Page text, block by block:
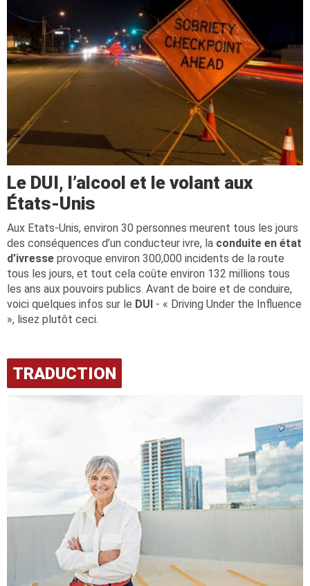
Le DUI, l’alcool et le volant aux
États-Unis
Aux Etats-Unis, environ 30 personnes meurent tous les jours
des conséquences d’un conducteur ivre, la conduite en état
d’ivresse provoque environ 300,000 incidents de la route
tous les jours, et tout cela coûte environ 132 millions tous
les ans aux pouvoirs publics. Avant de boire et de conduire,
voici quelques infos sur le DUI - « Driving Under the Influence
», lisez plutôt ceci.
TRADUCTION